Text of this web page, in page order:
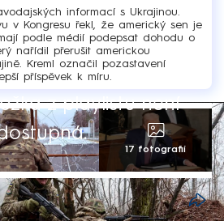
informací s Ukrajinou.
v Kongresu řekl, že americký sen je
podle médií podepsat dohodu o
nařídil přerušit americkou
Kreml označil pozastavení
příspěvek k míru.
z playlistu není
17 fotografií
Černý,Viet Tran,Michael Cardal
02:00